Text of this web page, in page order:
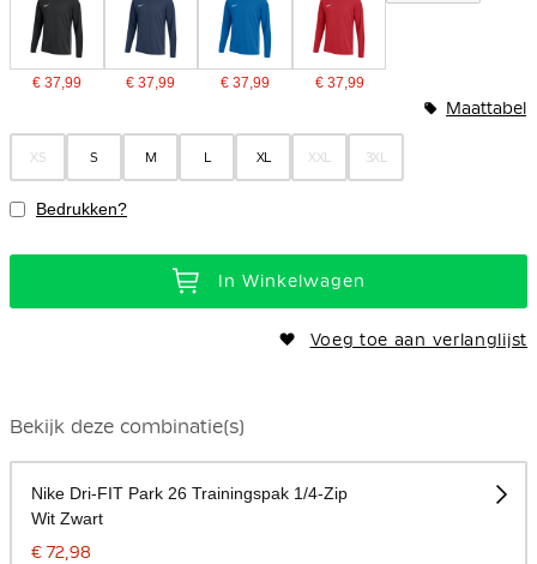
€ 37,99 € 37,99 € 37,99 € 37,99
XS S M L XL XXL 3XL
Maattabel
Bedrukken?
In Winkelwagen
Voeg toe aan verlanglijst
Bekijk deze combinatie(s)
Nike Dri-FIT Park 26 Trainingspak 1/4-Zip
Wit Zwart
€ 72,98